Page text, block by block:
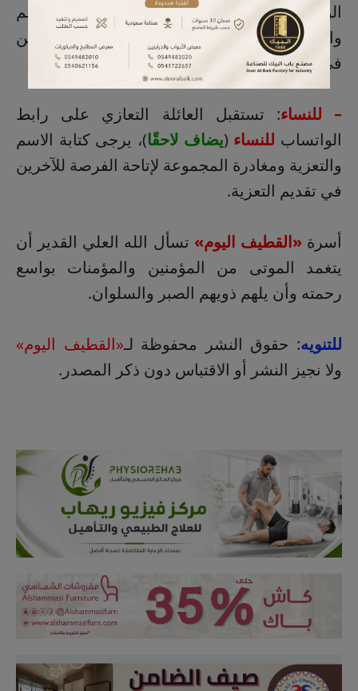
الواتسابللرجال يضاف لاحقًا)، يرجى كتابة الاسم
والتعزية ومغادرة المجموعة لإتاحة الفرصة للآخرين
في تقديم التعزية.
– للنساء: تستقبل العائلة التعازي على رابط
الواتساب للنساء (يضاف لاحقًا)، يرجى كتابة الاسم
والتعزية ومغادرة المجموعة لإتاحة الفرصة للآخرين
في تقديم التعزية.
أسرة«القطيف اليوم» تسأل الله العلي القدير أن
يتغمد الموتى من المؤمنين والمؤمنات بواسع
رحمته وأن يلهم ذويهم الصبر والسلوان.
للتنويه: حقوق النشر محفوظة لـ«القطيف اليوم»
ولا نجيز النشر أو الاقتباس دون ذكر المصدر.